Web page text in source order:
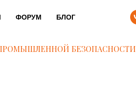
ФОРУМ БЛОГ
БЕЗОПАСНОСТИ